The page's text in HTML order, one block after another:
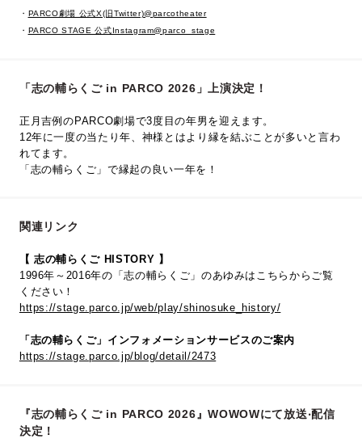
・ PARCO劇場 公式X(旧Twitter)@parcotheater
・ PARCO STAGE 公式Instagram@parco_stage
「志の輔らくご in PARCO 2026」上演決定！
正月吉例のPARCO劇場で3度目の年男を迎えます。
12年に一度の当たり年、神様とはより縁を結ぶことが多いと言わ
れてます。
「志の輔らくご」で縁起の良い一年を！
関連リンク
【 志の輔らくご HISTORY 】
1996年～2016年の「志の輔らくご」のあゆみはこちらからご覧
ください！
https://stage.parco.jp/web/play/shinosuke_history/
「志の輔らくご」インフォメーションサービスのご案内
https://stage.parco.jp/blog/detail/2473
『志の輔らくご in PARCO 2026』WOWOWにて放送‧配信
決定！